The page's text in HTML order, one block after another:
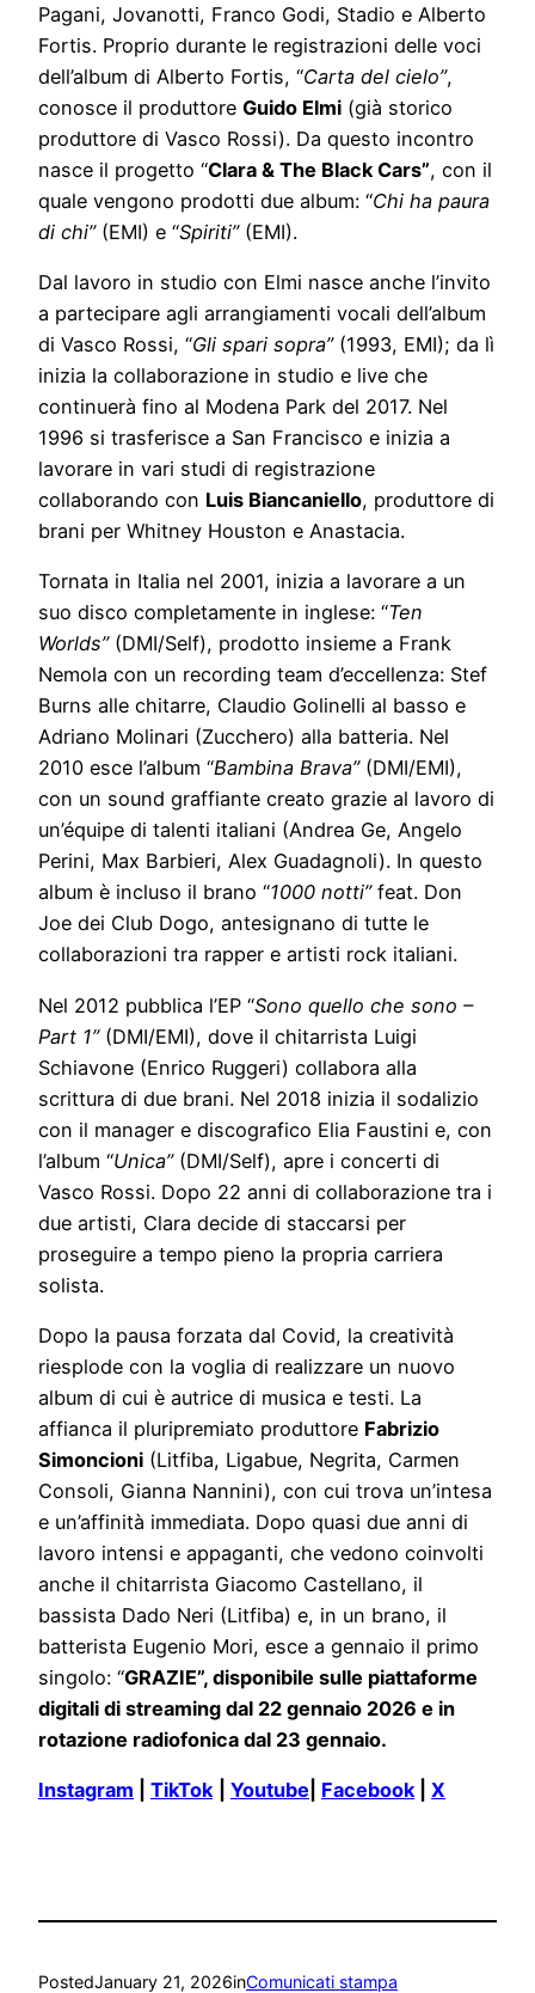
Pagani, Jovanotti, Franco Godi, Stadio e Alberto
Fortis. Proprio durante le registrazioni delle voci
dell’album di Alberto Fortis, “Carta del cielo”,
conosce il produttore Guido Elmi (già storico
produttore di Vasco Rossi). Da questo incontro
nasce il progetto “Clara & The Black Cars”, con il
quale vengono prodotti due album: “Chi ha paura
di chi”(EMI) e “Spiriti”(EMI).
Dal lavoro in studio con Elmi nasce anche l’invito
a partecipare agli arrangiamenti vocali dell’album
di Vasco Rossi, “Gli spari sopra”(1993, EMI); da lì
inizia la collaborazione in studio e live che
continuerà fino al Modena Park del 2017. Nel
1996 si trasferisce a San Francisco e inizia a
lavorare in vari studi di registrazione
collaborando con Luis Biancaniello, produttore di
brani per Whitney Houston e Anastacia.
Tornata in Italia nel 2001, inizia a lavorare a un
suo disco completamente in inglese: “Ten
Worlds”(DMI/Self), prodotto insieme a Frank
Nemola con un recording team d’eccellenza: Stef
Burns alle chitarre, Claudio Golinelli al basso e
Adriano Molinari (Zucchero) alla batteria. Nel
2010 esce l’album “Bambina Brava”(DMI/EMI),
con un sound graffiante creato grazie al lavoro di
un’équipe di talenti italiani (Andrea Ge, Angelo
Perini, Max Barbieri, Alex Guadagnoli). In questo
album è incluso il brano “1000 notti”feat. Don
Joe dei Club Dogo, antesignano di tutte le
collaborazioni tra rapper e artisti rock italiani.
Nel 2012 pubblica l’EP “Sono quello che sono –
Part 1”(DMI/EMI), dove il chitarrista Luigi
Schiavone (Enrico Ruggeri) collabora alla
scrittura di due brani. Nel 2018 inizia il sodalizio
con il manager e discografico Elia Faustini e, con
l’album “Unica”(DMI/Self), apre i concerti di
Vasco Rossi. Dopo 22 anni di collaborazione tra i
due artisti, Clara decide di staccarsi per
proseguire a tempo pieno la propria carriera
solista.
Dopo la pausa forzata dal Covid, la creatività
riesplode con la voglia di realizzare un nuovo
album di cui è autrice di musica e testi. La
affianca il pluripremiato produttore Fabrizio
Simoncioni (Litfiba, Ligabue, Negrita, Carmen
Consoli, Gianna Nannini), con cui trova un’intesa
e un’affinità immediata. Dopo quasi due anni di
lavoro intensi e appaganti, che vedono coinvolti
anche il chitarrista Giacomo Castellano, il
bassista Dado Neri (Litfiba) e, in un brano, il
batterista Eugenio Mori, esce a gennaio il primo
singolo: “GRAZIE”, disponibile sulle piattaforme
digitali di streaming dal 22 gennaio 2026 e in
rotazione radiofonica dal 23 gennaio.
Instagram TikTok Youtube Facebook| X
PostedJanuary 21, 2026inComunicati stampa